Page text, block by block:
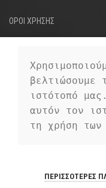
ΟΡΟΙ ΧΡΗΣΗΣ
ΤΡΟΠΟΙ ΠΛΗΡΩΜΗΣ
ΠΡΟΣΩΠΙΚΑ ΔΕΔΟΜΕΝΑ
βελτιώσουμε
ιστότοπό
αυτόν τον
τη χρήση
ΠΕΡΙΣΣΌΤΕΡΕΣ